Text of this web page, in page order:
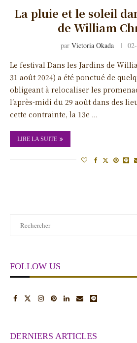
La pluie et le soleil
de William
par Victoria Okada
Le festival Dans les Jardins de
31 août 2024) a été ponctué de
obligeant à relocaliser les
l’après-midi du 29 août dans des
cette contrainte, la 13e …
LIRE LA SUITE
FOLLOW US
DERNIERS ARTICLES